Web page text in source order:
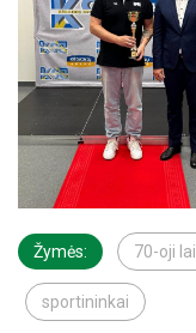
Žymės: 70-oji
sportininkai